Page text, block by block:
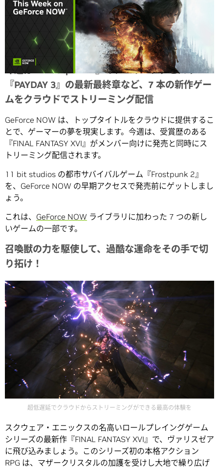
今週は『Frostpunk 2』のアーリーアクセスや
『PAYDAY 3』の最新最終章など、7 本の新作ゲー
ムをクラウドでストリーミング配信
GeForce NOW は、トップタイトルをクラウドに提供するこ
とで、ゲーマーの夢を現実します。今週は、受賞歴のある
『FINAL FANTASY XVI』がメンバー向けに発売と同時にス
トリーミング配信されます。
11 bit studios の都市サバイバルゲーム『Frostpunk 2』
を、GeForce NOW の早期アクセスで発売前にゲットしまし
ょう。
これは、 GeForce NOW ライブラリに加わった 7 つの新し
いゲームの一部です。
召喚獣の力を駆使して、過酷な運命をその手で切
り拓け！
超低遅延でクラウドからストリーミングができる最高の体験を
スクウェア・エニックスの名高いロールプレイングゲーム
シリーズの最新作『FINAL FANTASY XVI』で、ヴァリスゼア
に飛び込みましょう。このシリーズ初の本格アクション
RPG は、マザークリスタルの加護を受けし大地で繰り広げ